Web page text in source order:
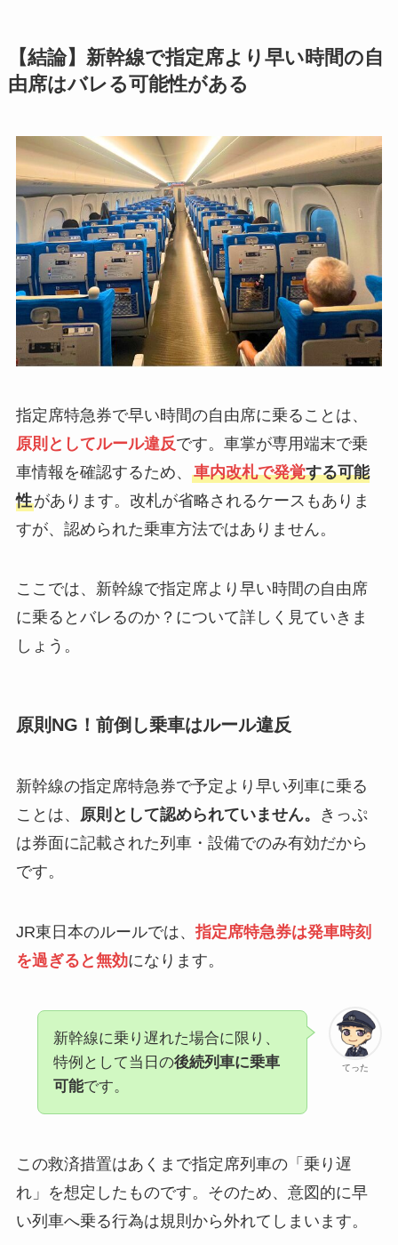
【結論】新幹線で指定席より早い時間の自
由席はバレる可能性がある
指定席特急券で早い時間の自由席に乗ることは、
原則としてルール違反です。車掌が専用端末で乗
車情報を確認するため、 車内改札で発覚する可能
性があります。改札が省略されるケースもありま
すが、認められた乗車方法ではありません。
ここでは、新幹線で指定席より早い時間の自由席
に乗るとバレるのか？について詳しく見ていきま
しょう。
原則NG！前倒し乗車はルール違反
新幹線の指定席特急券で予定より早い列車に乗る
ことは、 原則として認められていません。
きっぷ
は券面に記載された列車・設備でのみ有効だから
です。
JR東日本のルールでは、 指定席特急券は発車時刻
を過ぎると無効になります。
てった
新幹線に乗り遅れた場合に限り、
特例として当日の後続列車に乗車
可能です。
この救済措置はあくまで指定席列車の「乗り遅
れ」を想定したものです。そのため、意図的に早
い列車へ乗る行為は規則から外れてしまいます。